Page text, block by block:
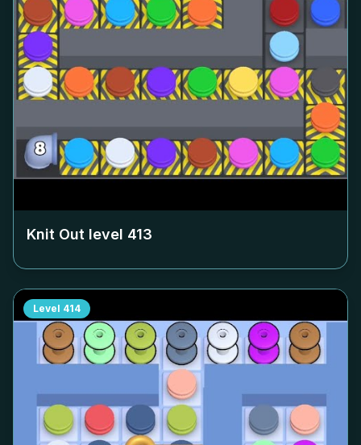
Knit Out level 413
Level 414